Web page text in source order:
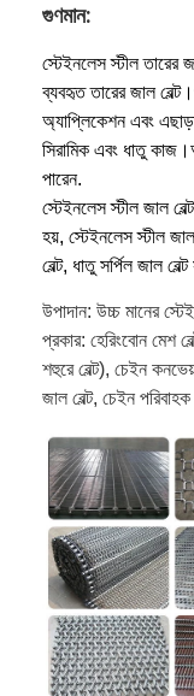
গুণমান:
স্টেইনলেস স্টীল তারের
ব্যবহৃত তারের জাল
অ্যাপ্লিকেশন এবং
সিরামিক এবং ধাতু
পারেন.
স্টেইনলেস স্টীল জাল
হয়, স্টেইনলেস স্টীল
বেল্ট, ধাতু সর্পিল জাল
উপাদান: উচ্চ মানের
প্রকার: হেরিংবোন মেশ
শহুরে বেল্ট), চেইন
জাল বেল্ট, চেইন